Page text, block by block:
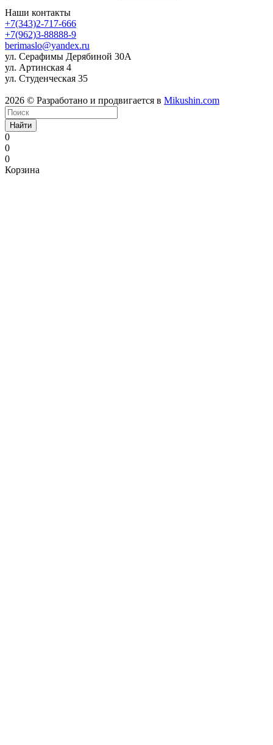
Наши контакты
+7(343)2-717-666
+7(962)3-88888-9
berimaslo@yandex.ru
ул. Серафимы Дерябиной 30А
ул. Артинская 4
ул. Студенческая 35
2026 © Разработано и продвигается в Mikushin.com
Найти
0
0
0
Корзина